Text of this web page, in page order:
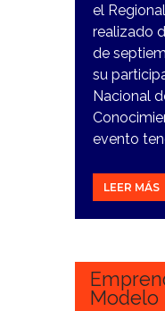
el
realizado
de
su
Nacional
evento
LEER MÁS
13
Modelo